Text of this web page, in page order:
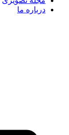
درباره ما